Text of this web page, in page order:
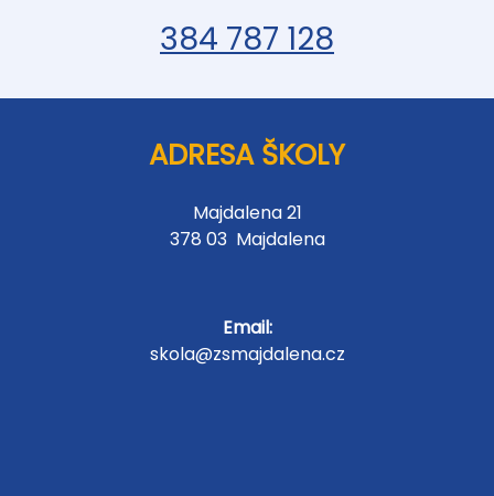
384 787 128
ADRESA ŠKOLY
Majdalena 21
378 03 Majdalena
Email:
skola@zsmajdalena.cz